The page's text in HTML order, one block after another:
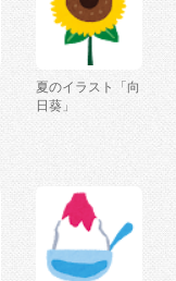
夏のイラスト「向
日葵」